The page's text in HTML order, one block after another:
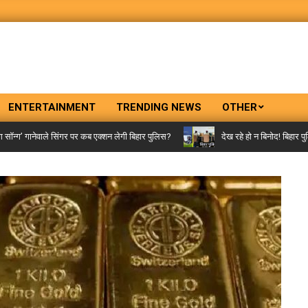
ENTERTAINMENT TRENDING NEWS OTHER
सिंगर पर कब एक्शन लेगी बिहार पुलिस? देख रहे हो न बिनोद! बिहार पुलिस